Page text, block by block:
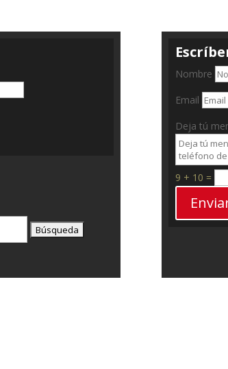
Nombre
Email
Deja tú
9 + 10 =